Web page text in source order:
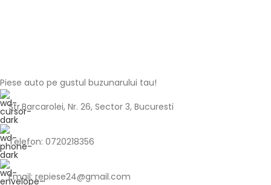
Piese auto pe gustul buzunarului tau!
Str.Barcarolei, Nr. 26, Sector 3, Bucuresti
Telefon: 0720218356
Email: repiese24@gmail.com